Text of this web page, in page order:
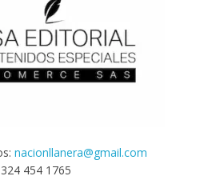
nacionllanera@gmail.com
454 1765